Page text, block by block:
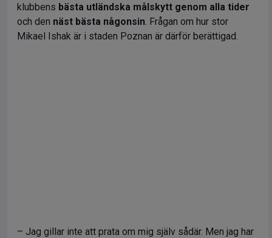
klubbens bästa utländska målskytt genom alla tider
och den näst bästa någonsin. Frågan om hur stor
Mikael Ishak är i staden Poznan är därför berättigad.
– Jag gillar inte att prata om mig själv sådär. Men jag har